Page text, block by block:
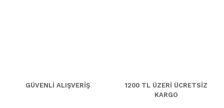
GÜVENLİ ALIŞVERİŞ
1200 TL ÜZERİ ÜCRETSİZ
KARGO